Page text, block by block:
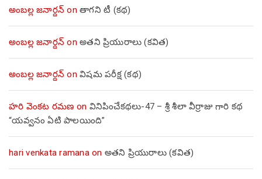
అంబల్ల జనార్దన్ on తాగని టీ (కథ)
అంబల్ల జనార్దన్ on అతని ప్రియురాలు (కవిత)
అంబల్ల జనార్దన్ on విషమ పరీక్ష (క‌థ‌)
హరి వెంకట రమణ on వినిపించేకథలు-47 – శ్రీ శీలా వీర్రాజు గారి కథ
“యవ్వనం ఏటి పాలయింది”
hari venkata ramanaon అతని ప్రియురాలు (కవిత)